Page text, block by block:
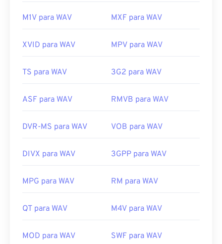
M1V para WAV MXF para WAV
XVID para WAV MPV para WAV
TS para WAV 3G2 para WAV
ASF para WAV RMVB para WAV
DVR-MS para WAV VOB para WAV
DIVX para WAV 3GPP para WAV
MPG para WAV RM para WAV
QT para WAV M4V para WAV
MOD para WAV SWF para WAV